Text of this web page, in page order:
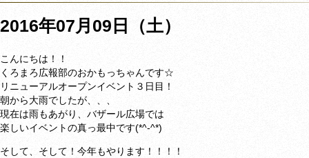
2016年07月09日（土）
こんにちは！！
くろまろ広報部のおかもっちゃんです☆
リニューアルオープンイベント３日目！
朝から大雨でしたが、、、
現在は雨もあがり、バザール広場では
楽しいイベントの真っ最中です(*^-^*)
そして、そして！今年もやります！！！！